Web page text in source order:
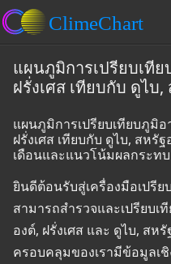
แผนภูมิการเปรียบเที
ฝรั่งเศส เทียบกับ ดูไบ
แผนภูมิการเปรียบเทียบภูมิ
ฝรั่งเศส เทียบกับ ดูไบ, สหรั
เดือนและแนวโน้มผลกระทบ
ยินดีต้อนรับสู่เครื่องมือเปรี
สามารถสำรวจและเปรียบ
องต์, ฝรั่งเศส และ ดูไบ, สห
ครอบคลุมของเรามีข้อมูลเชิ